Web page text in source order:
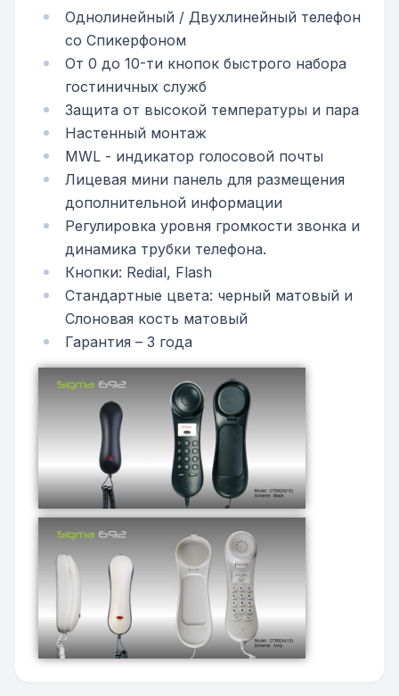
Однолинейный / Двухлинейный телефон
со Спикерфоном
От 0 до 10-ти кнопок быстрого набора
гостиничных служб
Защита от высокой температуры и пара
Настенный монтаж
MWL - индикатор голосовой почты
Лицевая мини панель для размещения
дополнительной информации
Регулировка уровня громкости звонка и
динамика трубки телефона.
Кнопки: Redial, Flash
Стандартные цвета: черный матовый и
Слоновая кость матовый
Гарантия – 3 года